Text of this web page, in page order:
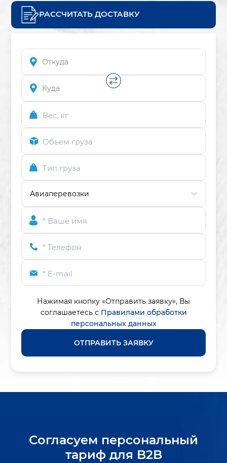
РАССЧИТАТЬ ДОСТАВКУ
Вес, кг
Объем груза
Тип груза
* Ваше имя
* Телефон
* E-mail
Нажимая кнопку «Отправить заявку», Вы
соглашаетесь с Правилами обработки
персональных данных
ОТПРАВИТЬ ЗАЯВКУ
Согласуем персональный
тариф для B2B